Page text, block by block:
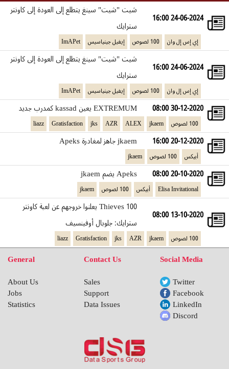
24-06-2024 16:00
شيت "⁠شيت⁠" سينغ يتطلع إلى العودة إلى كاونتر
سترايك
إي إس إل وان 100 لصوص إيفيل جينياسيس ImAPet
24-06-2024 16:00
شيت "⁠شيت⁠" سينغ يتطلع إلى العودة إلى كاونتر
سترايك
إي إس إل وان 100 لصوص إيفيل جينياسيس ImAPet
30-12-2020 08:00 EXTREMUM يعين kassad كمدرب جديد
100 لصوص jkaem
ALEX
AZR
jks
Gratisfaction
liazz
20-12-2020 16:00 jkaem جاهز لمغادرة Apeks
أبيكس 100 لصوص jkaem
20-10-2020 08:00 Apeks يضم jkaem
Elisa Invitational أبيكس 100 لصوص jkaem
13-10-2020 08:00
100 Thieves يعلنوا خروجهم عن لعبة كاونتر
سترايك: جلوبال أوفينسيف
100 لصوص jkaem
AZR
jks
Gratisfaction
liazz
General Contact Us
Social Media
About Us
Jobs
Statistics
Sales
Support
Data Issues
Twitter
Facebook
LinkedIn
Discord